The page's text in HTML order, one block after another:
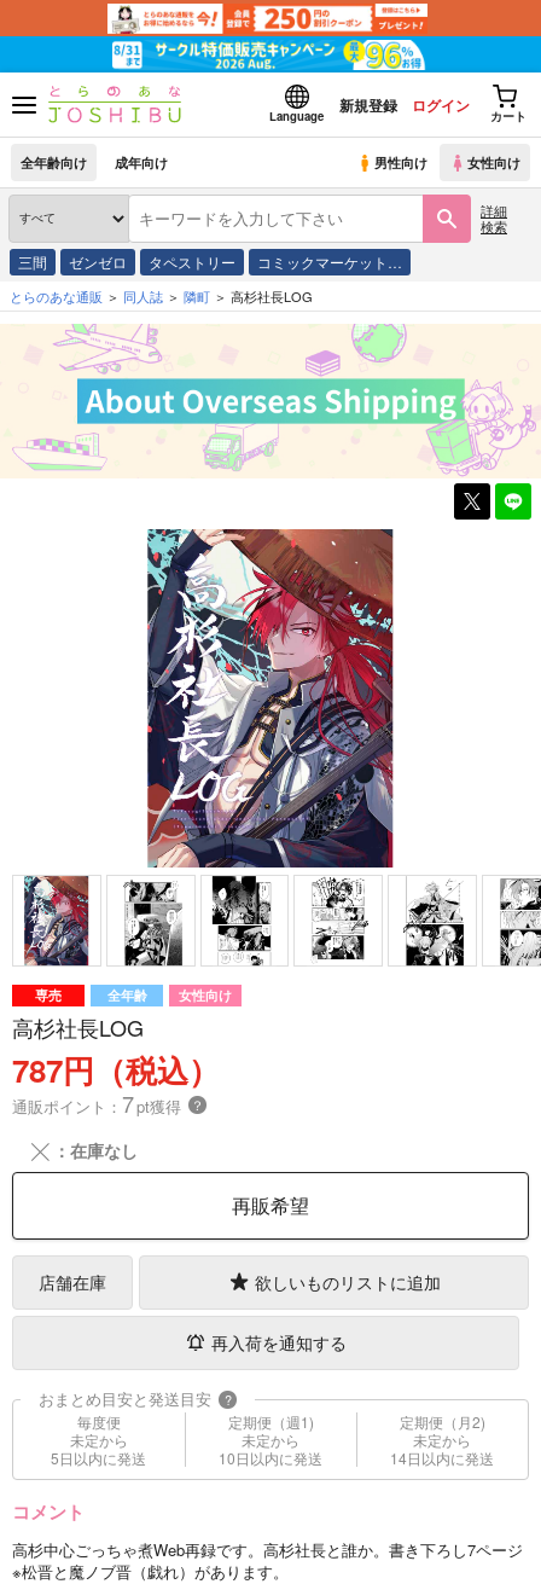
Language
新規登録 ログイン
カート
全年齢向け 成年向け 男性向け 女性向け
詳細
検索
三間 ゼンゼロ タペストリー コミックマーケット…
とらのあな通販 同人誌 隣町 高杉社長LOG
専売 全年齢 女性向け
高杉社長LOG
787円（税込）
通販ポイント： 7pt獲得 ？
╳ ：在庫なし
再販希望
店舗在庫 欲しいものリストに追加
再入荷を通知する
おまとめ目安と発送目安 ?
毎度便
未定から
5日以内に発送
定期便（週1)
未定から
10日以内に発送
定期便（月2)
未定から
14日以内に発送
コメント
高杉中心ごっちゃ煮Web再録です。高杉社長と誰か。書き下ろし7ページ
※松晋と魔ノブ晋（戯れ）があります。